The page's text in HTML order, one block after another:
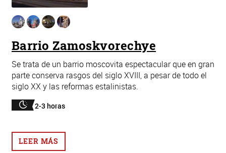
Barrio Zamoskvorechye
Se trata de un barrio moscovita espectacular que en gran
parte conserva rasgos del siglo XVIII, a pesar de todo el
siglo XX y las reformas estalinistas.
2-3 horas
LEER MÁS